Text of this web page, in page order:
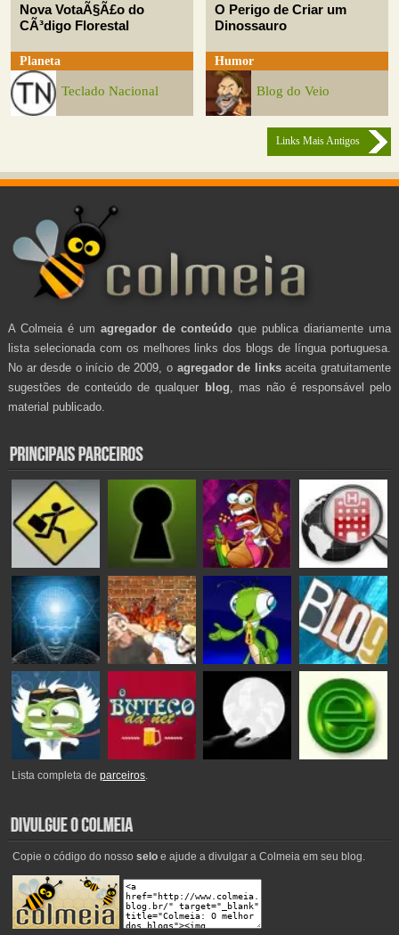
Nova VotaÃ§Ã£o do
CÃ³digo Florestal
Planeta
Teclado Nacional
O Perigo de Criar um
Dinossauro
Humor
Blog do Veio
Links Mais Antigos
A Colmeia é um agregador de conteúdo que publica diariamente uma
lista selecionada com os melhores links dos blogs de língua portuguesa.
No ar desde o início de 2009, o agregador de linksaceita gratuitamente
sugestões de conteúdo de qualquer blog , mas não é responsável pelo
material publicado.
Lista completa deparceiros.
Copie o código do nosso seloe ajude a divulgar a Colmeia em seu blog.